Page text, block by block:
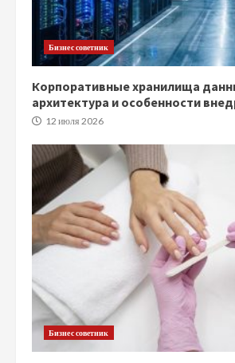
Бизнес советник
Корпоративные хранилища
архитектура и особенности
12 июля 2026
Бизнес советник